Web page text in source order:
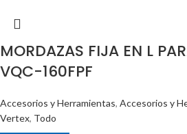
MORDAZAS FIJA EN L
VQC-160FPF
Accesorios y Herramientas, Accesorios y
Vertex, Todo